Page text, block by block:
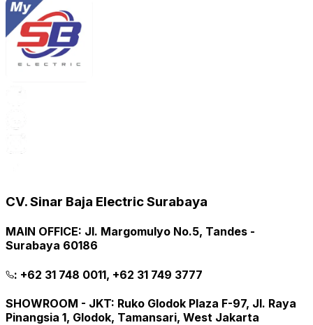
CV. Sinar Baja Electric Surabaya
MAIN OFFICE: Jl. Margomulyo No.5, Tandes -
Surabaya 60186
: +62 31 748 0011, +62 31 749 3777
SHOWROOM - JKT: Ruko Glodok Plaza F-97, Jl. Raya
Pinangsia 1, Glodok, Tamansari, West Jakarta